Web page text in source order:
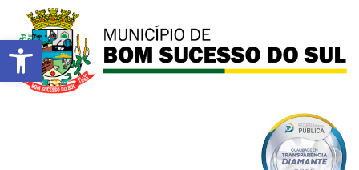
Barra de Ferramentas